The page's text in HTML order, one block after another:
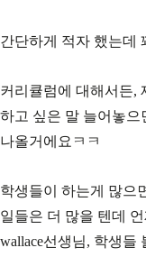
간단하게 적자 했는데
커리큘럼에 대해서든,
하고 싶은 말 늘어놓으
나올거에요ㅋㅋ
학생들이 하는게 많으
일들은 더 많을 텐데
wallace선생님, 학생들